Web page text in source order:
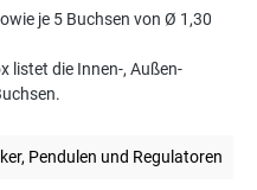
je 5 Buchsen von Ø 1,30
listet die Innen-, Außen-
Pendulen und Regulatoren